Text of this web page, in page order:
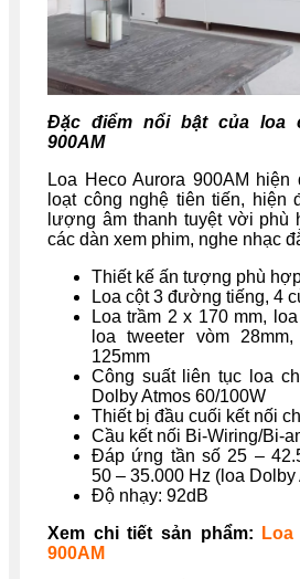
Đặc điểm nổi bật của loa
900AM
Loa Heco Aurora 900AM
loạt công nghệ tiên tiến, hiện
lượng âm thanh tuyệt vời phù
các dàn xem phim, nghe nhạc
Thiết kế ấn tượng phù
Loa cột 3 đường tiếng, 4
Loa trầm 2 x 170 mm,
loa tweeter vòm
125mm
Công suất liên tục loa
Dolby Atmos 60/100W
Thiết bị đầu cuối kết nối
Cầu kết nối Bi-Wiring/Bi-
Đáp ứng tần số 25 –
50 – 35.000 Hz (loa Dolby
Độ nhạy: 92dB
Xem chi tiết sản phẩm:
900AM